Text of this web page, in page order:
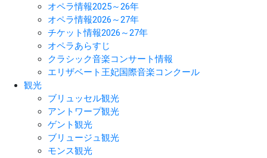
オペラ情報2025～26年
オペラ情報2026～27年
チケット情報2026～27年
オペラあらすじ
クラシック音楽コンサート情報
エリザベート王妃国際音楽コンクール
観光
ブリュッセル観光
アントワープ観光
ゲント観光
ブリュージュ観光
モンス観光